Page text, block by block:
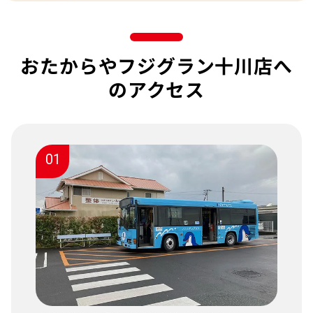
おたからやフジグラン十川店へ
のアクセス
01